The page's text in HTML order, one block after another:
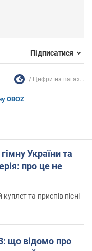
Підписатися
Цифри на вагах...
OBOZ
України та
про це не
та приспів пісні
що відомо про